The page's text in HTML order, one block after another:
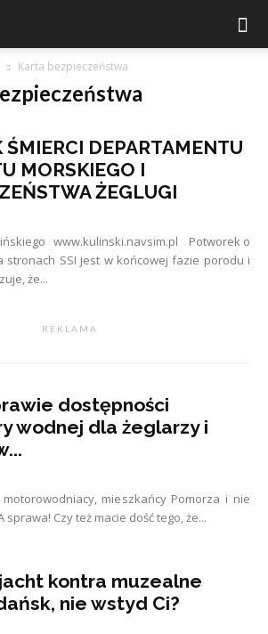
Karta bezpieczeństwa
ŚMIERCI DEPARTAMENTU
MORSKIEGO I
ŻEGLUGI
www.kulinski.navsim.pl Potworek o
stronach SSI jest w końcowej fazie porodu i
że...
R E K L A M A
dostępności
wodnej dla żeglarzy i
mieszkańcy Pomorza i nie
Czy też macie dość tego, że...
kontra muzealne
nie wstyd Ci?